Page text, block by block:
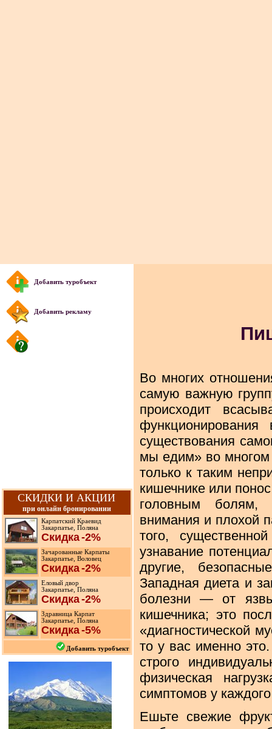
Добавить туробъект
Добавить рекламу
СКИДКИ И АКЦИИ
при онлайн бронировании
Карпатский Краевид
Закарпатье, Поляна
Скидка-2%
Зачарованные Карпаты
Закарпатье, Воловец
Скидка-2%
Еловый двор
Закарпатье, Поляна
Скидка-2%
Здравница Карпат
Закарпатье, Поляна
Скидка-5%
Добавить туробъект
Во многих
самую важную
происходит
существования
мы едим» во многом
только к таким
кишечнике или
головным болям,
внимания и плохой
того,
узнавание
другие,
Западная диета и
болезни — от
кишечника; это
«диагностической
то у вас именно
строго
физическая
симптомов у
Ешьте свежие